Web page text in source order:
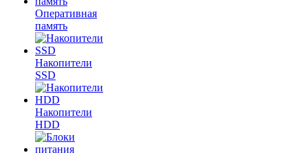
Оперативная
память
Накопители
SSD
Накопители
HDD